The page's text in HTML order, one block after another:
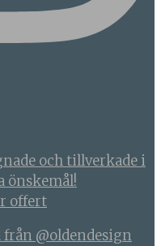
och tillverkade i
önskemål!
offert
@oldendesign